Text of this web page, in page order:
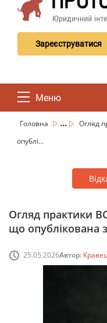
Зареєструватися
Меню
Головна ...
Огляд
опублі...
Огляд практики
що опублікована
25.05.2026Автор: